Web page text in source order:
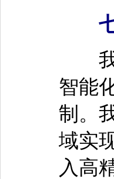
七
我
智能
制。
域实
入高